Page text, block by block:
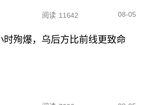
阅读 11642 08-05
时殉爆，乌后方比前线更致命